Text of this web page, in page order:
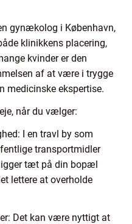
gynækolog i København,
klinikkens placering,
kvinder er den
af at være i trygge
medicinske ekspertise.
når du vælger:
I en travl by som
transportmidler
tæt på din bopæl
lettere at overholde
Det kan være nyttigt at